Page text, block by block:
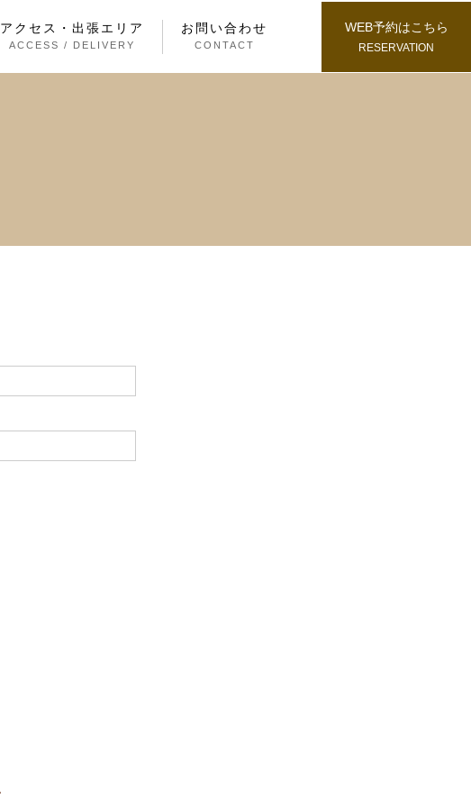
アクセス・出張エリア
ACCESS / DELIVERY
お問い合わせ
CONTACT
WEB予約はこちら
RESERVATION